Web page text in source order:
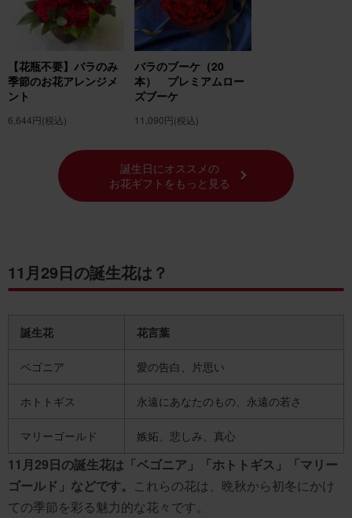
【花瓶不要】バラのみ
季節のお花アレンジメ
ント
6,644円(税込)
バラのブーケ（20
本） プレミアムロー
ズブーケ
11,090円(税込)
誕生日にオススメの
お花ギフトをもっと見る
11月29日の誕生花は？
誕生花 花言葉
ベゴニア 愛の告白、片思い
ホトトギス 永遠にあなたのもの、永遠の若さ
マリーゴールド 嫉妬、悲しみ、真心
11月29日の誕生花は「ベゴニア」「ホトトギス」「マリー
ゴールド」などです。 これらの花は、晩秋から初冬にかけ
ての季節を彩る魅力的な花々です。